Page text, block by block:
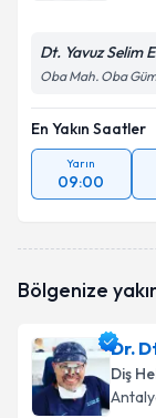
Dt. Yavuz Selim
Oba Mah. Oba
En Yakın Saatler
Yarın
09:00
Bölgenize
Dr.
Diş